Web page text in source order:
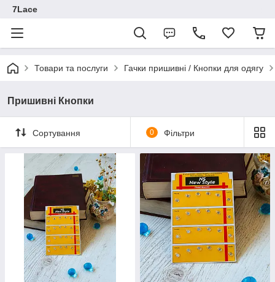
7Lace
Товари та послуги Гачки пришивні / Кнопки для одягу
Пришивні Кнопки
Сортування 0 Фільтри